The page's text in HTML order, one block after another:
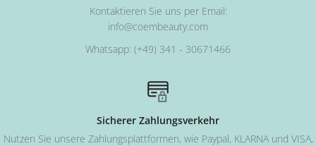
Kontaktieren Sie uns per Email:
info@coembeauty.com
Whatsapp: (+49) 341 - 30671466
Sicherer Zahlungsverkehr
Nutzen Sie unsere Zahlungsplattformen, wie Paypal, KLARNA und VISA,